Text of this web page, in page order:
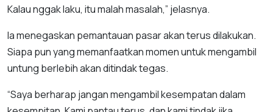
Kalau nggak laku, itu malah masalah,” jelasnya.
Ia menegaskan pemantauan pasar akan terus dilakukan.
Siapa pun yang memanfaatkan momen untuk mengambil
untung berlebih akan ditindak tegas.
“Saya berharap jangan mengambil kesempatan dalam